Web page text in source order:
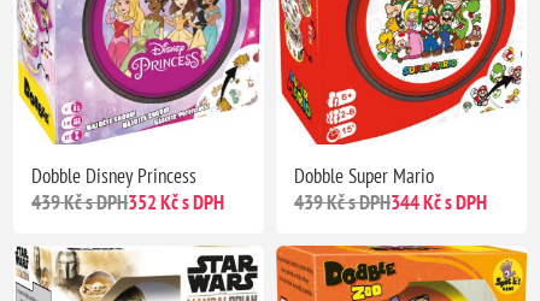
Dobble Disney Princess
439 Kč s DPH352 Kč s DPH
Dobble Super Mario
439 Kč s DPH344 Kč s DPH